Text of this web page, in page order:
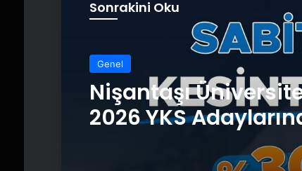
Sonrakini Oku
Genel
Nişantaşı
2026 YKS
Güvence: Sabit